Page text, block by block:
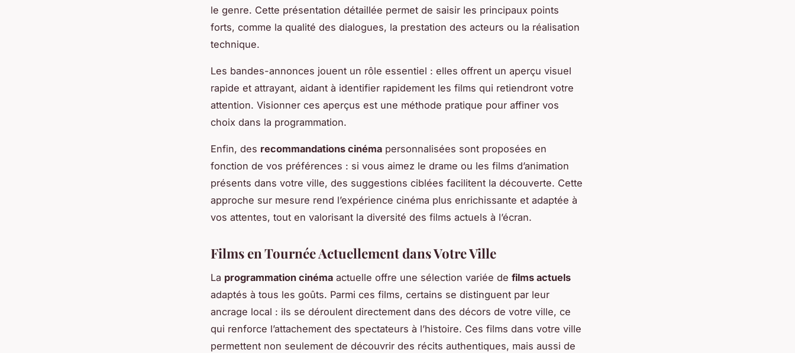
le genre. Cette présentation détaillée permet de saisir les principaux points
forts, comme la qualité des dialogues, la prestation des acteurs ou la réalisation
technique.
Les bandes-annonces jouent un rôle essentiel : elles offrent un aperçu visuel
rapide et attrayant, aidant à identifier rapidement les films qui retiendront votre
attention. Visionner ces aperçus est une méthode pratique pour affiner vos
choix dans la programmation.
Enfin, des recommandations cinéma personnalisées sont proposées en
fonction de vos préférences : si vous aimez le drame ou les films d’animation
présents dans votre ville, des suggestions ciblées facilitent la découverte. Cette
approche sur mesure rend l’expérience cinéma plus enrichissante et adaptée à
vos attentes, tout en valorisant la diversité des films actuels à l’écran.
Films en Tournée Actuellement dans Votre Ville
La programmation cinéma actuelle offre une sélection variée de films actuels
adaptés à tous les goûts. Parmi ces films, certains se distinguent par leur
ancrage local : ils se déroulent directement dans des décors de votre ville, ce
qui renforce l’attachement des spectateurs à l’histoire. Ces films dans votre ville
permettent non seulement de découvrir des récits authentiques, mais aussi de